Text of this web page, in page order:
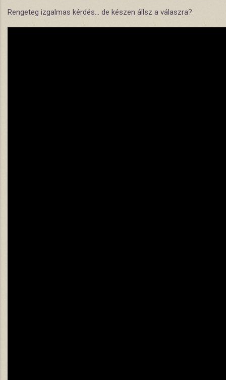
Rengeteg izgalmas kérdés… de készen állsz a válaszra?